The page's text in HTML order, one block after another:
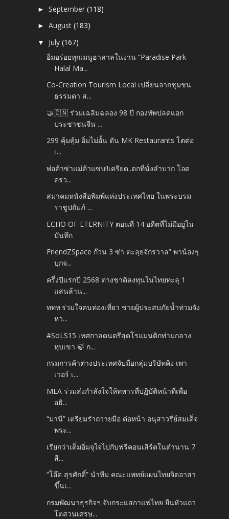
►September(118)
►August(183)
▼ July(167)
อิ่มอร่อยทุกเมนูฮาลาลในงาน “Paradise Park
Halal Ma...
Co-Creation Tourism Local เปลี่ยนจากชุมชน
ธรรมดา ส...
🤝🇨🇳 ร่วมเฉลิมฉลอง 98 ปี กองทัพปลดแอก
ประชาชนจีน ...
299 คุ้มคุ้ม อิ่มไม่อั้น ดัน MK Restaurants โตต่อ
เ...
พ่อค้าซ่าแม่ค้าแซ่บ!!เครียด..ตกที่นั่งลำบาก โอด
ครว...
สมาคมหนังสือพิมพ์แห่งประเทศไทย ในพระบรม
ราชูปถัมภ์ ...
ECHO OF ETERNITY ตอนที่ 14 อดีตที่ไม่มีอยู่ใน
บันทึก
FriendZSpace ก๊วน 3 ซ่า ตะลุยจักรวาล” พาน้องๆ
บุกจ...
ครึ่งปีแรกปี 2568 ต่างชาติลงทุนในไทยทะลุ 1
แสนล้าน...
ททท.ร่วมใจคนท่องเที่ยว ช่วยผู้ประสบภัยน้ำท่วมจัง
หว...
#SoLS15 เทศกาลดนตรีสุดโรแมนติกท่ามกลาง
หุบเขา 🍃 ก...
กรมการค้าต่างประเทศจับมือกลุ่มบริษัทคิง เพา
เวอร์ เ...
MEA ร่วมส่งกำลังใจให้ทหารที่ปฏิบัติหน้าที่เพื่อ
อธิ...
“มานี” เตรียมรำถวายมือ ต่อหน้า อนุสาวรีย์สมเด็จ
พระ...
เรียกว่าเต็มอิ่มจุใจไปกับฟรีคอนเสิร์ตในตำนาน 7
สี...
“โอ๊ต สุรศักดิ์” นำทีม คณะแพทย์แผนไทยจิตอาสา
ขึ้นเ...
กรมพัฒนาธุรกิจฯ จับกระแสกาแฟไทย ยืนหัวแถว
โตสวนเศรษ...